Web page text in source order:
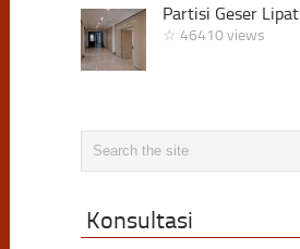
Partisi Geser Lipat
☆ 46410 views
Konsultasi